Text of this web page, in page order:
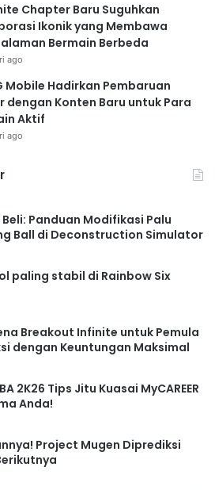
Chapter Baru Suguhkan
Ikonik yang Membawa
Bermain Berbeda
ago
Mobile Hadirkan Pembaruan
dengan Konten Baru untuk Para
Aktif
ago
Panduan Modifikasi Palu
Ball di Deconstruction Simulator
paling stabil di Rainbow Six
Breakout Infinite untuk Pemula
dengan Keuntungan Maksimal
2K26 Tips Jitu Kuasai MyCAREER
Anda!
Project Mugen Diprediksi